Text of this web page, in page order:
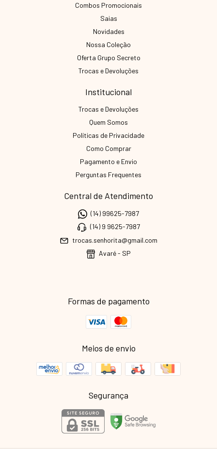
Combos Promocionais
Saias
Novidades
Nossa Coleção
Oferta Grupo Secreto
Trocas e Devoluções
Institucional
Trocas e Devoluções
Quem Somos
Políticas de Privacidade
Como Comprar
Pagamento e Envio
Perguntas Frequentes
Central de Atendimento
(14) 99625-7987
(14) 9 9625-7987
trocas.senhorita@gmail.com
Avaré - SP
Formas de pagamento
Meios de envio
Segurança